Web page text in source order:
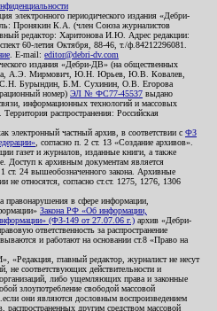
электронного периодического издания «Дебри-
Пронякин К.А. (член Союза журналистов
редактор: Харитонова И.Ю. Адрес редакции:
60-летия Октября, 88-46, т./ф.84212296081.
. E-mail: editor@debri-dv.com
издания «Дебри-ДВ» (на общественных
А.Э. Мирмович, Ю.Н. Юрьев, Ю.В. Ковалев,
Бурындин, Б.М. Сухинин, О.В. Егорова
номер) ЭЛ № ФС77-45537 выдано
информационных технологий и массовых
распространения: Российская
электронный частный архив, в соответствии с ФЗ
, согласно п. 2 ст. 13 «Создание архивов».
газет и журналов, изданные книги, а также
Доступ к архивным документам является
ст. 24 вышеобозначенного закона. Архивные
не относятся, согласно ст.ст. 1275, 1276, 1306
правонарушения в сфере информации,
Закона РФ «Об информации,
(ФЗ-149 от 27.07.06 г.) архив «Дебри-
ответственность за распространение
и работают на основании ст.8 «Право на
главный редактор, журналист не несут
не соответствующих действительности и
либо ущемляющих права и законные
злоупотребление свободой массовой
они являются дословным воспроизведением
другим средством массовой